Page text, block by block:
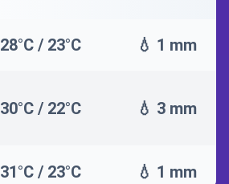
28°C / 23°C 💧 1 mm
30°C / 22°C 💧 3 mm
31°C / 23°C 💧 1 mm